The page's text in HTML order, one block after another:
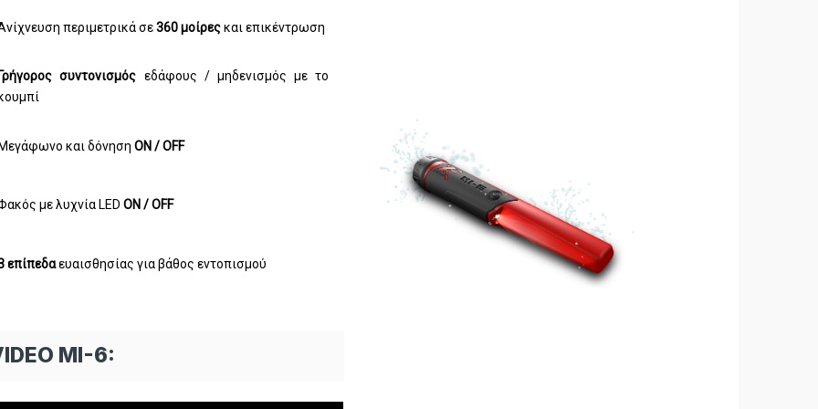
περιμετρικά σε360 μοίρεςκαι επικέντρωση
συντονισμός εδάφους / μηδενισμός με το
και δόνησηΟΝ / OFF
με λυχνία LEDON / OFF
επίπεδαευαισθησίας για βάθος εντοπισμού
MI-6: